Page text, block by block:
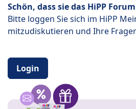
Schön, dass sie das HiPP
Bitte loggen Sie sich im HiPP
mitzudiskutieren und Ihre
Login